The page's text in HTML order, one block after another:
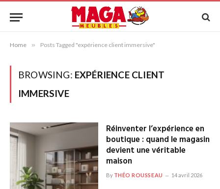
Home » Posts Tagged "expérience client immersive"
BROWSING: EXPÉRIENCE CLIENT
IMMERSIVE
Réinventer l’expérience en
boutique : quand le magasin
devient une véritable
maison
By THÉO ROUSSEAU 14 avril 2026